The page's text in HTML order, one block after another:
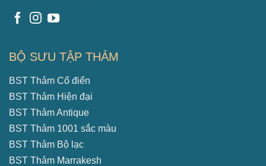
BỘ SƯU TẬP THẢM
BST Thảm Cổ điển
BST Thảm Hiện đại
BST Thảm Antique
BST Thảm 1001 sắc màu
BST Thảm Bộ lạc
BST Thảm Marrakesh